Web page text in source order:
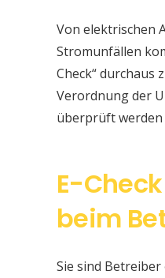
Von elektrischen
Stromunfällen
Check“ durchaus
Verordnung der
überprüft werden
E-
beim
Sie sind